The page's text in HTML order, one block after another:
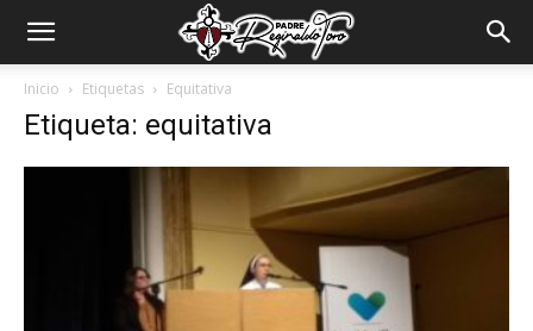
Padre
Reginaldo
Inicio Etiquetas Equitativa
Etiqueta: equitativa